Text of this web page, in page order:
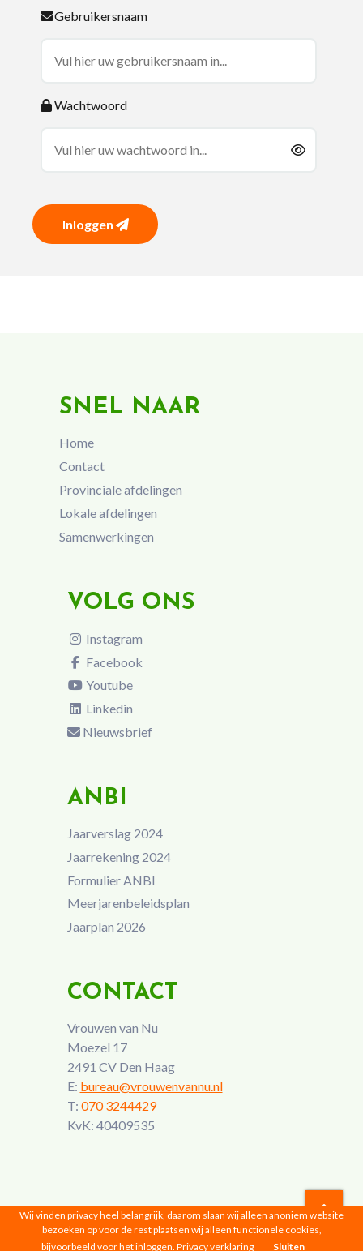
Gebruikersnaam
Wachtwoord
Inloggen
SNEL NAAR
Home
Contact
Provinciale afdelingen
Lokale afdelingen
Samenwerkingen
VOLG ONS
Instagram
Facebook
Youtube
Linkedin
Nieuwsbrief
ANBI
Jaarverslag 2024
Jaarrekening 2024
Formulier ANBI
Meerjarenbeleidsplan
Jaarplan 2026
CONTACT
Vrouwen van Nu
Moezel 17
2491 CV Den Haag
E: bureau@vrouwenvannu.nl
T: 070 3244429
KvK: 40409535
Vrouwen van Nu © 2026 |Privacyverklaring
Wij vinden privacy heel belangrijk, daarom slaan wij alleen anoniem website
bezoeken op voor de rest plaatsen wij alleen functionele cookies,
bijvoorbeeld voor het inloggen. Privacy verklaring Sluiten